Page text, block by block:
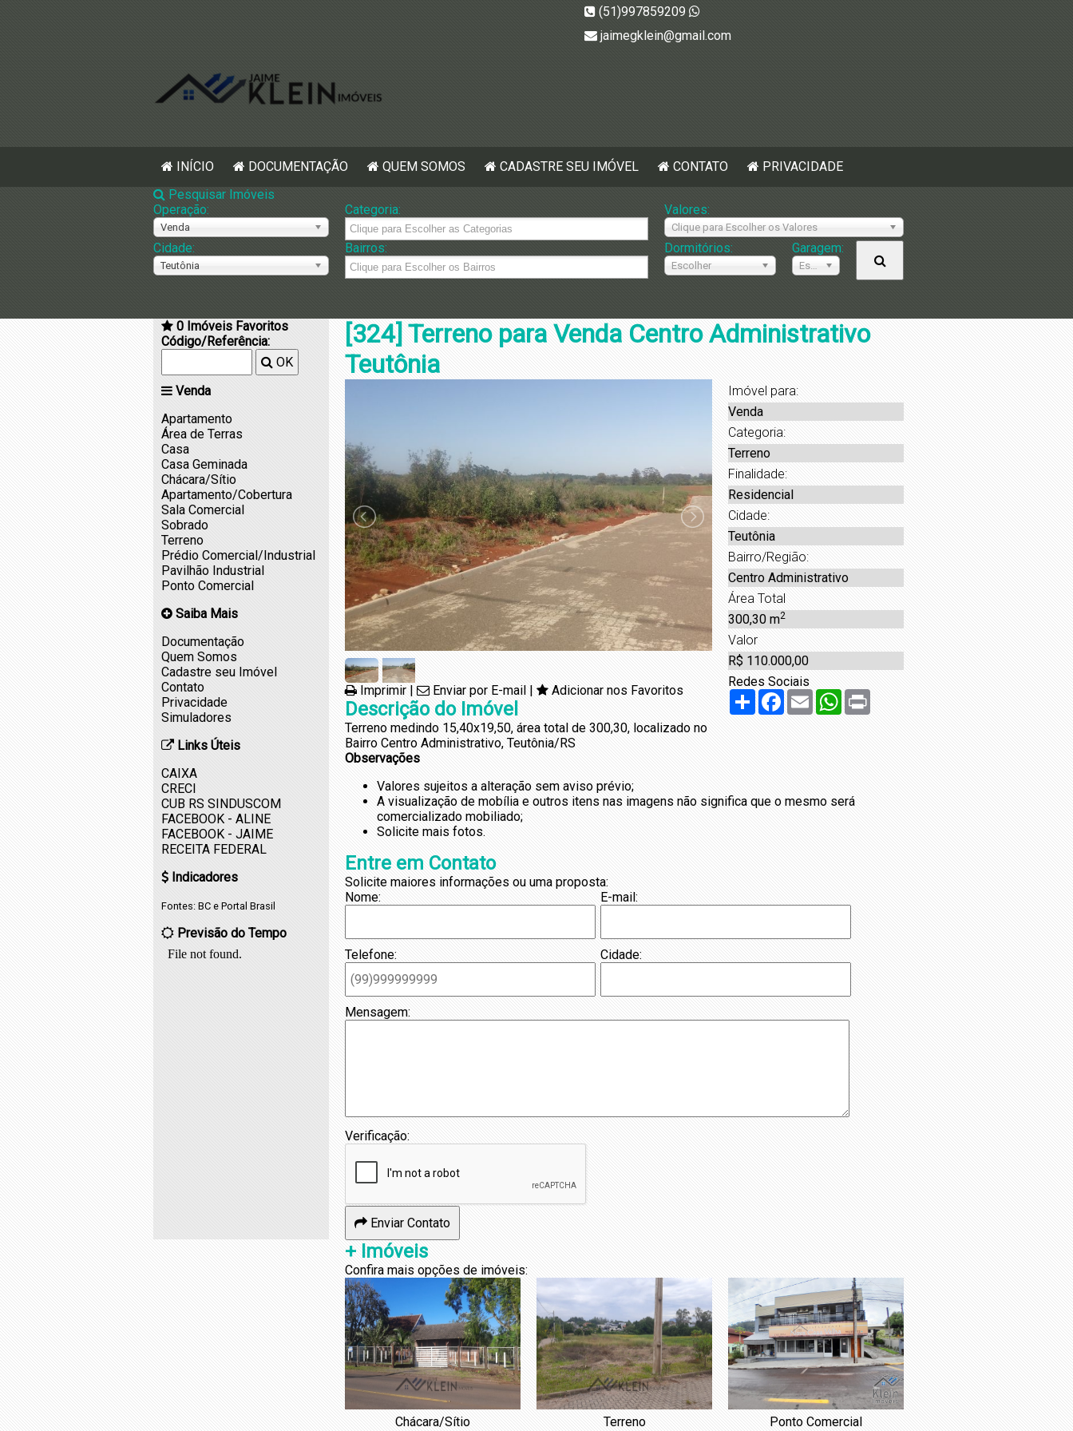
(51)997859209
jaimegklein@gmail.com
INÍCIO DOCUMENTAÇÃO QUEM SOMOS CADASTRE SEU IMÓVEL CONTATO
PRIVACIDADE
Pesquisar Imóveis
Operação:
Venda
Categoria: Valores:
Clique para Escolher os Valores
Cidade:
Teutônia
Bairros: Dormitórios:
Escolher
Garagem:
Escolher
0 Imóveis Favoritos
Código/Referência:
OK
Venda
Apartamento
Área de Terras
Casa
Casa Geminada
Chácara/Sítio
Apartamento/Cobertura
Sala Comercial
Sobrado
Terreno
Prédio Comercial/Industrial
Pavilhão Industrial
Ponto Comercial
Saiba Mais
Documentação
Quem Somos
Cadastre seu Imóvel
Contato
Privacidade
Simuladores
Links Úteis
CAIXA
CRECI
CUB RS SINDUSCOM
FACEBOOK - ALINE
FACEBOOK - JAIME
RECEITA FEDERAL
Indicadores
Fontes: BC e Portal Brasil
Previsão do Tempo
[324] Terreno para Venda Centro Administrativo
Teutônia
Imprimir | Enviar por E-mail | Adicionar nos Favoritos
Descrição do Imóvel
Terreno medindo 15,40x19,50, área total de 300,30, localizado no
Bairro Centro Administrativo, Teutônia/RS
Imóvel para:
Venda
Categoria:
Terreno
Finalidade:
Residencial
Cidade:
Teutônia
Bairro/Região:
Centro Administrativo
Área Total
300,30 m2
Valor
R$ 110.000,00
Redes Sociais
Share Facebook
Email WhatsApp
Observações
Valores sujeitos a alteração sem aviso prévio;
A visualização de mobília e outros itens nas imagens não significa que o mesmo será
comercializado mobiliado;
Solicite mais fotos.
Entre em Contato
Solicite maiores informações ou uma proposta:
Nome:
Telefone:
E-mail:
Cidade:
Mensagem:
Verificação:
Enviar Contato
+ Imóveis
Confira mais opções de imóveis:
Chácara/Sítio Terreno Ponto Comercial